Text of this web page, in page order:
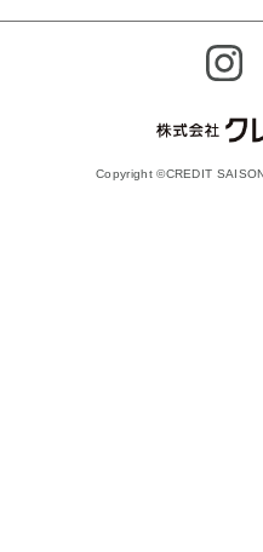
Copyright ©CREDIT